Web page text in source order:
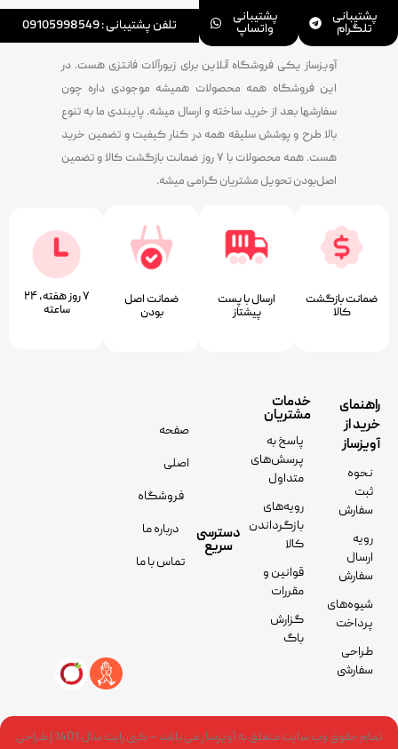
پشتیبانی
تلگرام
پشتیبانی
واتساپ تلفن پشتیبانی : 09105998549
آویزساز یکی فروشگاه آنلاین برای زیورآلات فانتزی هست. در
این فروشگاه همه محصولات همیشه موجودی داره چون
سفارشها بعد از خرید ساخته و ارسال میشه. پایبندی ما به تنوع
بالا طرح و پوشش سلیقه همه در کنار کیفیت و تضمین خرید
هست. همه محصولات با ۷ روز ضمانت بازگشت کالا و تضمین
اصل‌بودن تحویل مشتریان گرامی میشه.
ضمانت بازگشت
کالا
ارسال با پست
پیشتاز
ﺿﻤﺎﻧﺖ اﺻﻞ
ﺑﻮدن
۷ روز ﻫﻔﺘﻪ، ۲۴
ﺳﺎﻋﺘﻪ
راهنمای
خرید از
آویزساز
نحوه
ثبت
سفارش
رویه
ارسال
سفارش
شیوه‌های
پرداخت
طراحی
سفارشی
خدمات
مشتریان
پاسخ به
پرسش‌های
متداول
رویه‌های
بازگرداندن
کالا
قوانین و
مقررات
گزارش
باگ
دسترسی
سریع
صفحه
اصلی
فروشگاه
درباره ما
تماس با ما
تمام حقوق وب سایت متعلق به آویزساز می باشد – کپی رایت سال 1401 | طراحی